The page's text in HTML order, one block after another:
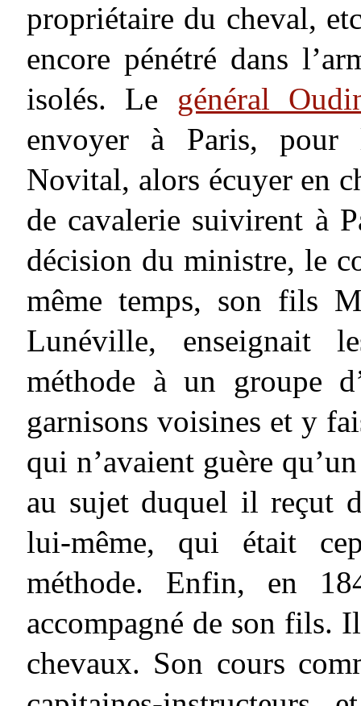
propriétaire du cheval,
encore pénétré dans
isolés. Le général
envoyer à Paris, pour
Novital, alors écuyer en
de cavalerie suivirent à
décision du ministre, le
même temps, son fils
Lunéville, enseignait
méthode à un groupe
garnisons voisines et y
qui n’avaient guère
au sujet duquel il reçut
lui-même, qui était
méthode. Enfin, en
accompagné de son fils.
chevaux. Son cours